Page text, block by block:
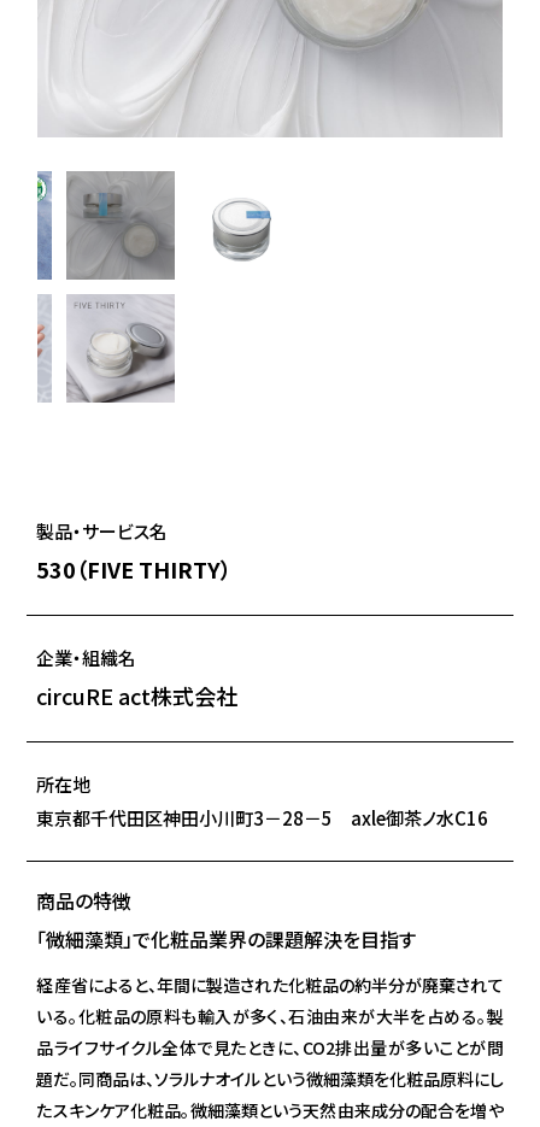
製品・サービス名
530（FIVE THIRTY）
企業・組織名
circuRE act株式会社
所在地
東京都千代田区神田小川町3－28－5 axle御茶ノ水C16
商品の特徴
「微細藻類」で化粧品業界の課題解決を目指す
経産省によると、年間に製造された化粧品の約半分が廃棄されて
いる。化粧品の原料も輸入が多く、石油由来が大半を占める。製
品ライフサイクル全体で見たときに、CO2排出量が多いことが問
題だ。同商品は、ソラルナオイルという微細藻類を化粧品原料にし
たスキンケア化粧品。微細藻類という天然由来成分の配合を増や